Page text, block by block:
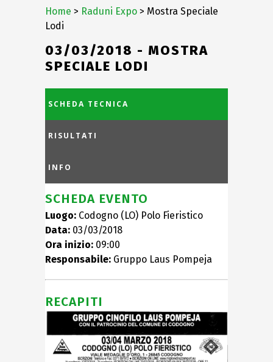
Home > Raduni Expo > Mostra Speciale
Lodi
03/03/2018 - MOSTRA
SPECIALE LODI
SCHEDA TECNICA
RISULTATI
INFO
SCHEDA EVENTO
Luogo: Codogno (LO) Polo Fieristico
Data: 03/03/2018
Ora inizio: 09:00
Responsabile: Gruppo Laus Pompeja
RECAPITI